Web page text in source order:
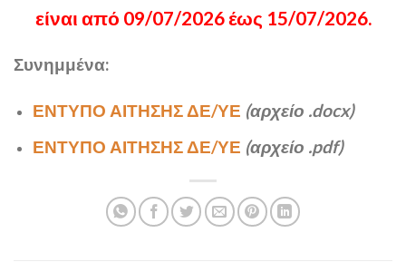
είναι από 09/07/2026 έως 15/07/2026.
Συνημμένα:
ΕΝΤΥΠΟ ΑΙΤΗΣΗΣ ΔΕ/ΥΕ (αρχείο .docx)
ΕΝΤΥΠΟ ΑΙΤΗΣΗΣ ΔΕ/ΥΕ (αρχείο .pdf)